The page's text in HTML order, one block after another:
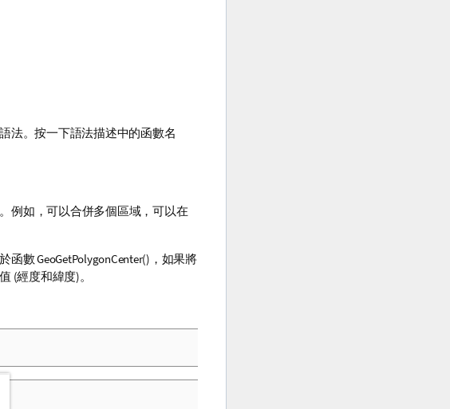
法。按一下語法描述中的函數名
例如，可以合併多個區域，可以在
函數GeoGetPolygonCenter() ，如果將
(經度和緯度)。